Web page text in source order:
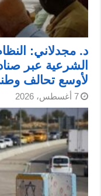
د. مجدلاني:
الشرعية عبر
لأوسع تحالف
7 أغسطس، 2026